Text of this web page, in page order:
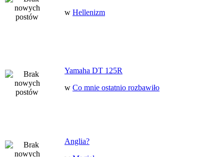
w Hellenizm
Yamaha DT 125R
w Co mnie ostatnio rozbawiło
Anglia?